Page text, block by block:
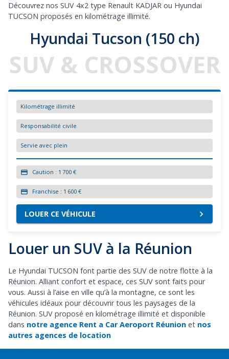
Découvrez nos SUV 4x2 type Renault KADJAR ou Hyundai
TUCSON proposés en kilométrage illimité.
Hyundai Tucson (150 ch)
SUV & CROSSOVER
Kilométrage illimité
Responsabilité civile
Servie avec plein
Caution : 1 700 €
Franchise : 1 600 €
LOUER CE VÉHICULE
Louer un SUV à la Réunion
Le Hyundai TUCSON font partie des SUV de notre flotte à la
Réunion. Alliant confort et espace, ces SUV sont faits pour
vous. Aussi à l’aise en ville qu’à la montagne, ce sont les
véhicules idéaux pour découvrir tous les paysages de la
Réunion. SUV proposé en kilométrage illimité et disponible
dans notre agence Rent a Car Aeroport Réunion et nos
autres agences de location